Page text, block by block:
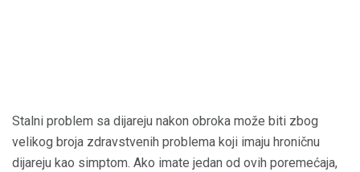
Stalni problem sa dijareju nakon obroka može biti zbog
velikog broja zdravstvenih problema koji imaju hroničnu
dijareju kao simptom. Ako imate jedan od ovih poremećaja,